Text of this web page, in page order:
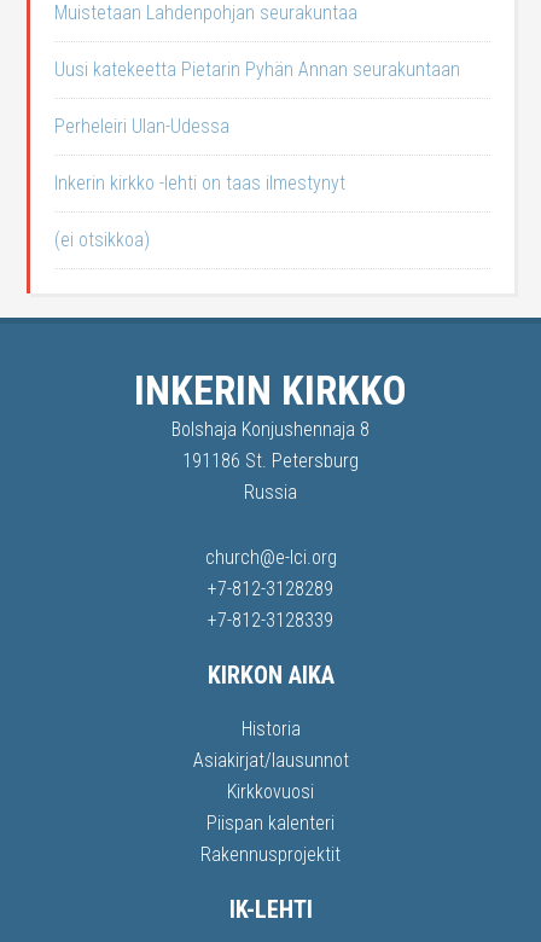
Muistetaan Lahdenpohjan seurakuntaa
Uusi katekeetta Pietarin Pyhän Annan seurakuntaan
Perheleiri Ulan-Udessa
Inkerin kirkko -lehti on taas ilmestynyt
(ei otsikkoa)
INKERIN KIRKKO
Bolshaja Konjushennaja 8
191186 St. Petersburg
Russia
church@e-lci.org
+7-812-3128289
+7-812-3128339
KIRKON AIKA
Historia
Asiakirjat/lausunnot
Kirkkovuosi
Piispan kalenteri
Rakennusprojektit
IK-LEHTI